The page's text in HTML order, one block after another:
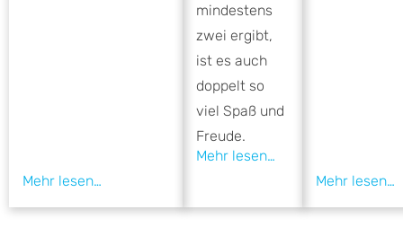
mindestens
zwei ergibt,
ist es auch
doppelt so
viel Spaß und
Freude.